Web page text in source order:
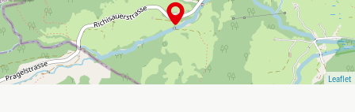
Leaflet